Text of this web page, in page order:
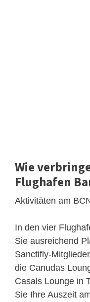
Wie
Flughafen
Aktivitäten am
In den vier
Sie ausreichend
Sanctifly-
die Canudas
Casals Lounge in
Sie Ihre Auszeit